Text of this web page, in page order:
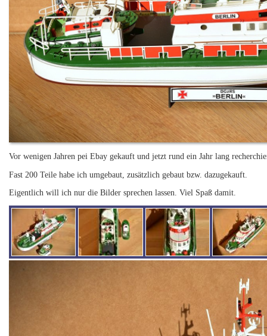
Vor wenigen Jahren pei Ebay gekauft und jetzt rund ein Jahr lang
Fast 200 Teile habe ich umgebaut, zusätzlich gebaut bzw. dazugekauft.
Eigentlich will ich nur die Bilder sprechen lassen. Viel Spaß damit.